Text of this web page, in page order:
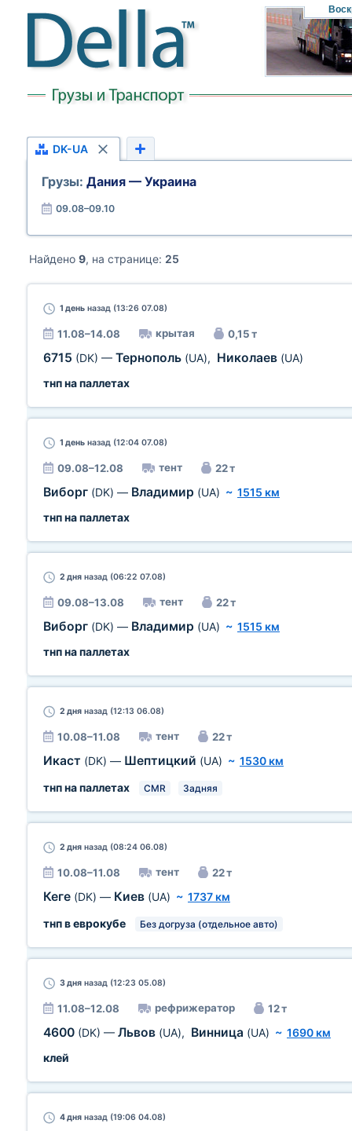
DK-UA
Грузы: Дания — Украина
09.08–09.10
Найдено 9, на странице: 25
1 день назад (13:26 07.08)
11.08–14.08 крытая 0,15 т
6715 (DK) — Тернополь (UA), Николаев (UA)
тнп на паллетах
1 день назад (12:04 07.08)
09.08–12.08 тент 22 т
Виборг (DK) — Владимир (UA) ~ 1515 км
тнп на паллетах
2 дня назад (06:22 07.08)
09.08–13.08 тент 22 т
Виборг (DK) — Владимир (UA) ~ 1515 км
тнп на паллетах
2 дня назад (12:13 06.08)
10.08–11.08 тент 22 т
Икаст (DK) — Шептицкий (UA) ~ 1530 км
тнп на паллетах
CMR Задняя
2 дня назад (08:24 06.08)
10.08–11.08 тент 22 т
Кеге (DK) — Киев (UA) ~ 1737 км
тнп в еврокубе
Без догруза (отдельное авто)
3 дня назад (12:23 05.08)
11.08–12.08 рефрижератор 12 т
4600 (DK) — Львов (UA), Винница (UA) ~ 1690 км
клей
4 дня назад (19:06 04.08)